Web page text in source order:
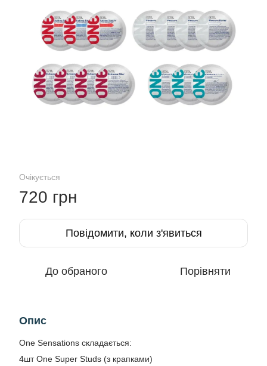
Очікується
720 грн
Повідомити, коли з'явиться
До обраного Порівняти
Опис
One Sensations складається:
4шт One Super Studs (з крапками)